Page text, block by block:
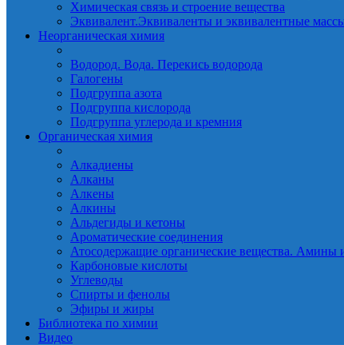
Химическая связь и строение вещества
Эквивалент.Эквиваленты и эквивалентные
Неорганическая химия
Водород. Вода. Перекись водорода
Галогены
Подгруппа азота
Подгруппа кислорода
Подгруппа углерода и кремния
Органическая химия
Алкадиены
Алканы
Алкены
Алкины
Альдегиды и кетоны
Ароматические соединения
Атосодержащие органические вещества.
Карбоновые кислоты
Углеводы
Спирты и фенолы
Эфиры и жиры
Библиотека по химии
Видео